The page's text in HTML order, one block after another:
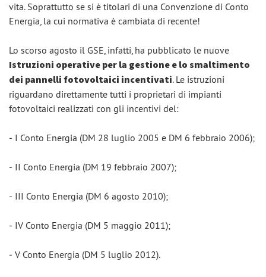
vita. Soprattutto se si è titolari di una Convenzione di Conto
Energia, la cui normativa è cambiata di recente!
Lo scorso agosto il GSE, infatti, ha pubblicato le nuove
Istruzioni operative per la gestione e lo smaltimento
dei pannelli fotovoltaici incentivati. Le istruzioni
riguardano direttamente tutti i proprietari di impianti
fotovoltaici realizzati con gli incentivi del:
‒ I Conto Energia (DM 28 luglio 2005 e DM 6 febbraio 2006);
‒ II Conto Energia (DM 19 febbraio 2007);
‒ III Conto Energia (DM 6 agosto 2010);
‒ IV Conto Energia (DM 5 maggio 2011);
‒ V Conto Energia (DM 5 luglio 2012).